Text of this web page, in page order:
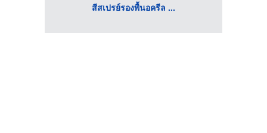
สีสเปรย์รองพื้นอครีล ...